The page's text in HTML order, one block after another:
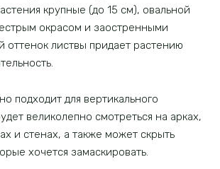
крупные (до 15 см), овальной
окрасом и заостренными
оттенок листвы придает растению
подходит для вертикального
великолепно смотреться на арках,
и стенах, а также может скрыть
хочется замаскировать.